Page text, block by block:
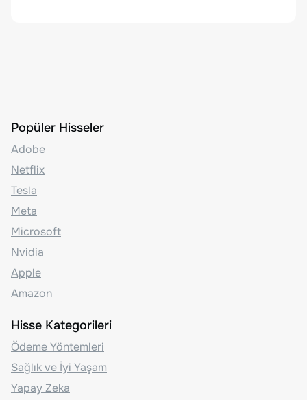
Popüler Hisseler
Adobe
Netflix
Tesla
Meta
Microsoft
Nvidia
Apple
Amazon
Hisse Kategorileri
Ödeme Yöntemleri
Sağlık ve İyi Yaşam
Yapay Zeka